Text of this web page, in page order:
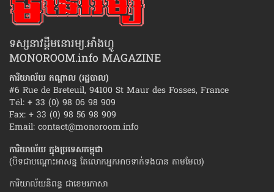
ទស្សនាវដ្ដីមនោរម្យ.អាំងហ្វូ
MONOROOM.info MAGAZINE
ការិយាល័យ កណ្ដាល (រដ្ឋបាល)
#6 Rue de Breteuil, 94100 St Maur des Fosses, France
Tél: + 33 (0) 98 06 98 909
Fax: + 33 (0) 98 56 98 909
Email: contact@monoroom.info
ការិយាល័យ ក្នុង​ប្រទេស​កម្ពុជា
(បិទជាបណ្ដោះអាសន្ន តែលោកអ្នកអាចទាក់ទងបាន តាមមែល)
ការិយាល័យនិពន្ធ ជាខេមរភាសា